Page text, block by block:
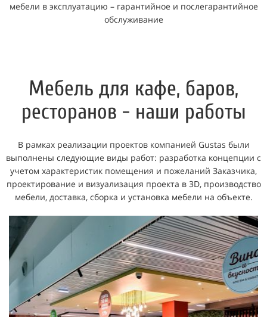
мебели в эксплуатацию – гарантийное и послегарантийное
обслуживание
Мебель для кафе, баров,
ресторанов - наши работы
В рамках реализации проектов компанией Gustas были
выполнены следующие виды работ: разработка концепции с
учетом характеристик помещения и пожеланий Заказчика,
проектирование и визуализация проекта в 3D, производство
мебели, доставка, сборка и установка мебели на объекте.